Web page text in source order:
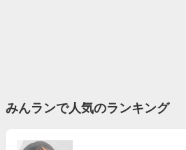
みんランで人気のランキング